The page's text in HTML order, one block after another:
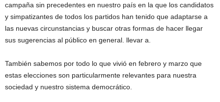
campaña sin precedentes en nuestro país en la que los candidatos
y simpatizantes de todos los partidos han tenido que adaptarse a
las nuevas circunstancias y buscar otras formas de hacer llegar
sus sugerencias al público en general. llevar a.
También sabemos por todo lo que vivió en febrero y marzo que
estas elecciones son particularmente relevantes para nuestra
sociedad y nuestro sistema democrático.